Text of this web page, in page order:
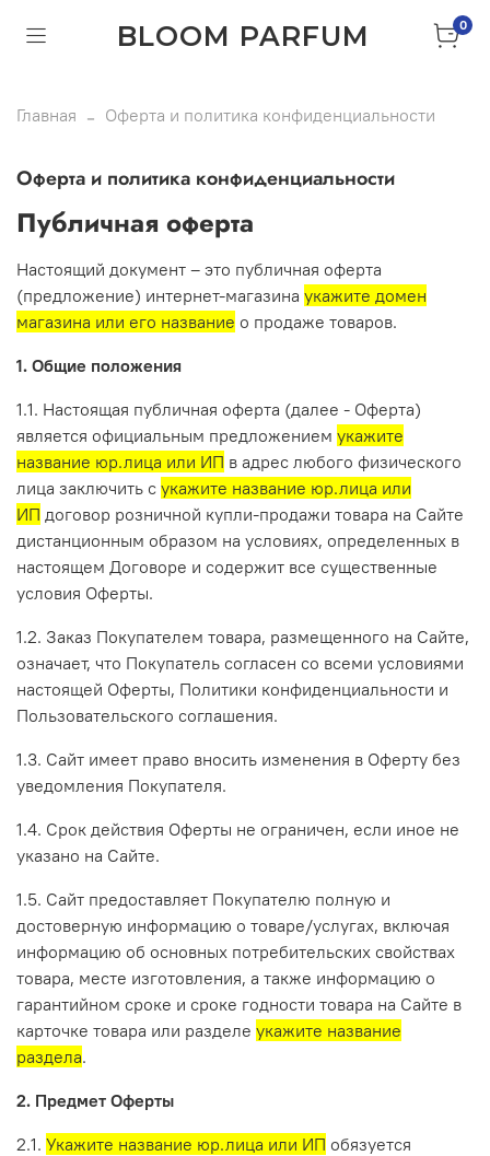
BLOOM PARFUM 0
Главная Оферта и политика конфиденциальности
Оферта и политика конфиденциальности
Публичная оферта
Настоящий документ – это публичная оферта
(предложение) интернет-магазина укажите домен
магазина или его название о продаже товаров.
1. Общие положения
1.1. Настоящая публичная оферта (далее - Оферта)
является официальным предложением укажите
название юр.лица или ИП в адрес любого физического
лица заключить с укажите название юр.лица или
ИП договор розничной купли-продажи товара на Сайте
дистанционным образом на условиях, определенных в
настоящем Договоре и содержит все существенные
условия Оферты.
1.2. Заказ Покупателем товара, размещенного на Сайте,
означает, что Покупатель согласен со всеми условиями
настоящей Оферты, Политики конфиденциальности и
Пользовательского соглашения.
1.3. Сайт имеет право вносить изменения в Оферту без
уведомления Покупателя.
1.4. Срок действия Оферты не ограничен, если иное не
указано на Сайте.
1.5. Сайт предоставляет Покупателю полную и
достоверную информацию о товаре/услугах, включая
информацию об основных потребительских свойствах
товара, месте изготовления, а также информацию о
гарантийном сроке и сроке годности товара на Сайте в
карточке товара или разделе укажите название
раздела.
2. Предмет Оферты
2.1. Укажите название юр.лица или ИП обязуется